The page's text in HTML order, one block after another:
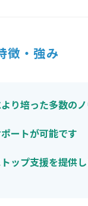
徴・強み
り培った多数の
ートが可能です
ップ支援を提供